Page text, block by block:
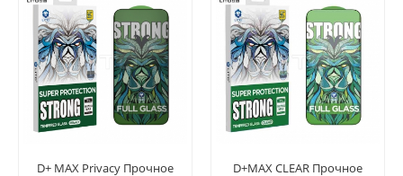
D+ MAX Privacy Прочное
D+MAX CLEAR Прочное